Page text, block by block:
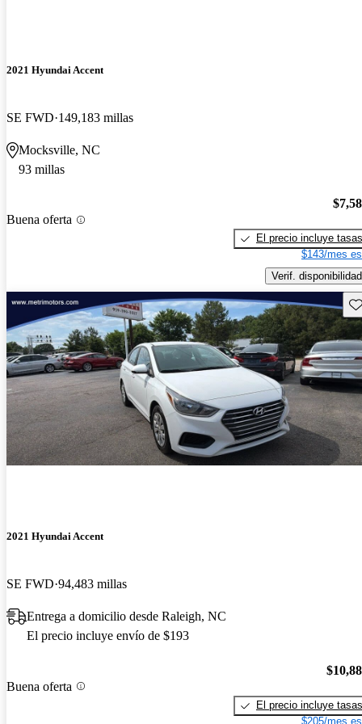
2021 Hyundai Accent
SE FWD 149,183 millas
Mocksville, NC
93 millas
Buena oferta
El precio incluye tasas
$143/mes
Verif. disponibilidad
2021 Hyundai Accent
SE FWD 94,483 millas
Entrega a domicilio desde Raleigh, NC
El precio incluye envío de $193
Buena oferta
El precio incluye tasas
$205/mes